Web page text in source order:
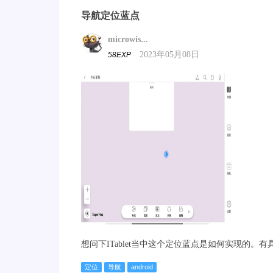
导航定位蓝点
microwis...
58EXP 2023年05月08日
想问下ITablet当中这个定位蓝点是如何实现的。有
定位 导航 android